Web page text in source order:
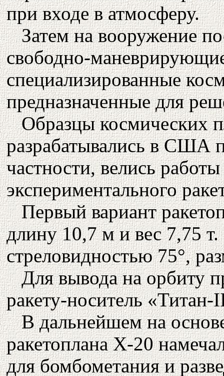
при входе в атмосферу.
Затем на вооружение
свободно-
специализированные
предназначенные для
Образцы космических
разрабатывались в США
частности, велись
экспериментального
Первый вариант
длину 10,7 м и вес 7,75
стреловидностью 75°,
Для вывода на орбиту
ракету-носитель «Титан-
В дальнейшем на
ракетоплана Х-20
для бомбометания и